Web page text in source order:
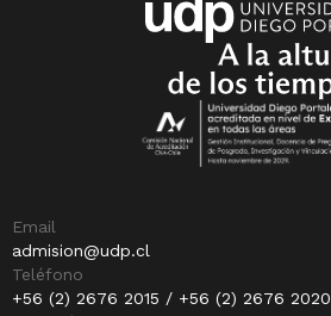
Email
admision@udp.cl
Teléfono
+56 (2) 2676 2015 / +56 (2) 2676 2020